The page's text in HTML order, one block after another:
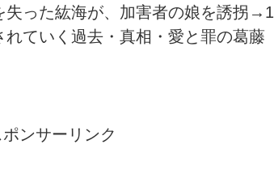
失った紘海が、加害者の娘を誘拐
ていく過去・真相・愛と罪の葛藤
ポンサーリンク